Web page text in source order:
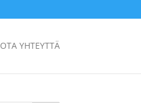
OTA YHTEYTTÄ